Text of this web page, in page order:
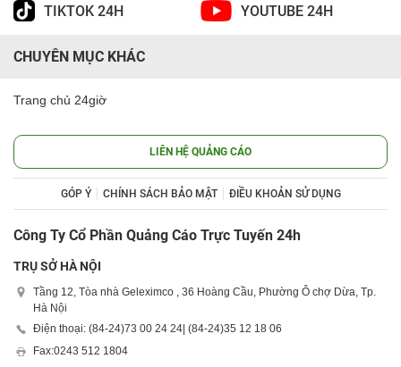
TIKTOK 24H YOUTUBE 24H
CHUYÊN MỤC KHÁC
Trang chủ 24giờ
LIÊN HỆ QUẢNG CÁO
GÓP Ý CHÍNH SÁCH BẢO MẬT ĐIỀU KHOẢN SỬ DỤNG
Công Ty Cổ Phần Quảng Cáo Trực Tuyến 24h
TRỤ SỞ HÀ NỘI
Tầng 12, Tòa nhà Geleximco , 36 Hoàng Cầu, Phường Ô chợ Dừa, Tp.
Hà Nội
Điện thoại: (84-24)73 00 24 24 | (84-24)35 12 18 06
Fax:0243 512 1804